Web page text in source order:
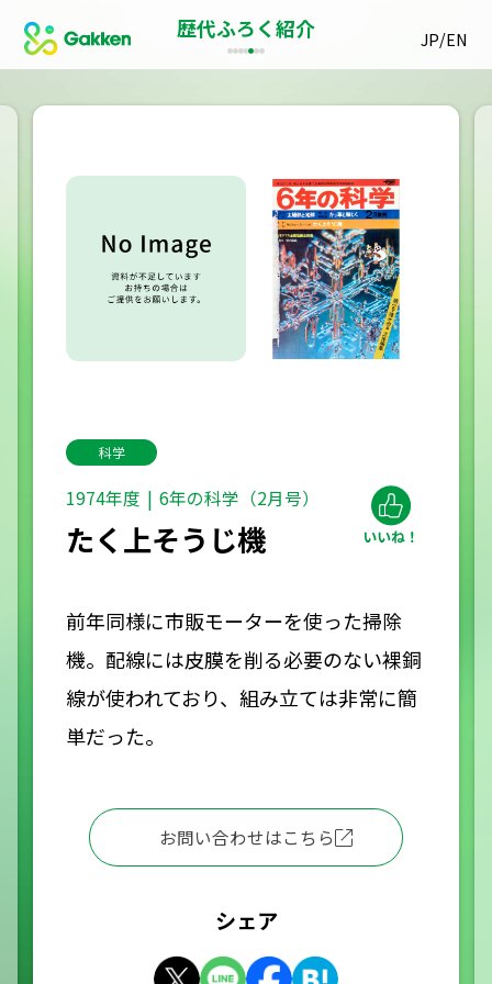
JP/EN
歴代ふろく紹介
科学
1974年度 6年の科学（2月号）
たく上そうじ機
前年同様に市販モーターを使った掃除
機。配線には皮膜を削る必要のない裸銅
線が使われており、組み立ては非常に簡
単だった。
お問い合わせはこちら
シェア